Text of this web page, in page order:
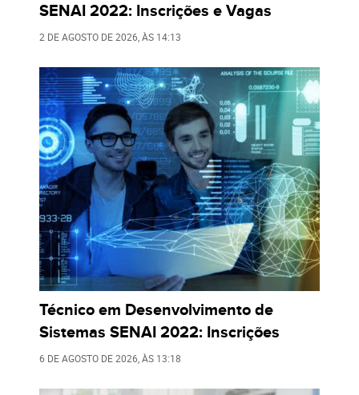
SENAI 2022: Inscrições e Vagas
2 DE AGOSTO DE 2026 , ÀS 14:13
Técnico em Desenvolvimento de
Sistemas SENAI 2022: Inscrições
6 DE AGOSTO DE 2026 , ÀS 13:18